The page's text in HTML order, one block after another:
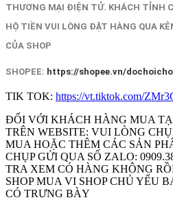
THƯƠNG MẠI ĐIỆN TỬ. KHÁCH TỈNH
HỘ TIỀN VUI LÒNG ĐẶT HÀNG QUA
CỦA SHOP
SHOPEE: https://shopee.vn/
TIK TOK: https://vt.tiktok.com/
ĐỐI VỚI KHÁCH HÀNG MUA
TRÊN WEBSITE: VUI LÒNG
MUA HOẶC THÊM CÁC SẢN
CHỤP GỬI QUA SỐ ZALO:
TRA XEM CÓ HÀNG KHÔNG
SHOP MUA VI SHOP CHỦ YẾU
CÓ TRƯNG BÀY